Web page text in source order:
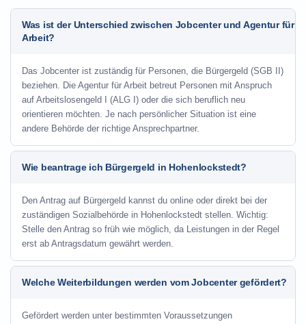
Was ist der Unterschied zwischen Jobcenter und Agentur für
Arbeit?
Das Jobcenter ist zuständig für Personen, die Bürgergeld (SGB II)
beziehen. Die Agentur für Arbeit betreut Personen mit Anspruch
auf Arbeitslosengeld I (ALG I) oder die sich beruflich neu
orientieren möchten. Je nach persönlicher Situation ist eine
andere Behörde der richtige Ansprechpartner.
Wie beantrage ich Bürgergeld in Hohenlockstedt?
Den Antrag auf Bürgergeld kannst du online oder direkt bei der
zuständigen Sozialbehörde in Hohenlockstedt stellen. Wichtig:
Stelle den Antrag so früh wie möglich, da Leistungen in der Regel
erst ab Antragsdatum gewährt werden.
Welche Weiterbildungen werden vom Jobcenter gefördert?
Gefördert werden unter bestimmten Voraussetzungen